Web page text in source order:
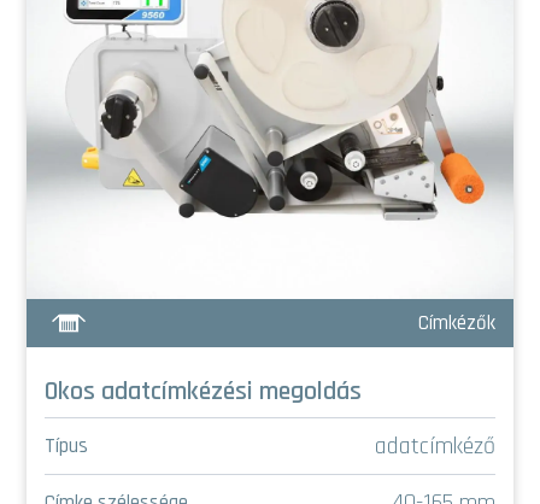
Címkézők
Okos adatcímkézési megoldás
Típus adatcímkéző